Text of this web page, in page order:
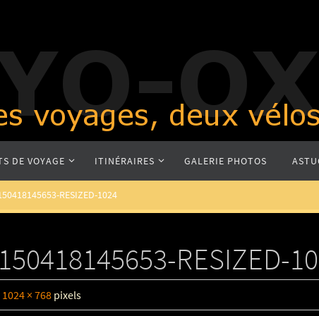
DE VOYAGE ITINÉRAIRES GALERIE PHOTOS
RESIZED-1024
RESIZED-
1024 × 768pixels